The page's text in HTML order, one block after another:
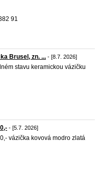
91
Brusel, zn. ... - [8.7. 2026]
stavu keramickou vázičku
- [5.7. 2026]
vázička kovová modro zlatá